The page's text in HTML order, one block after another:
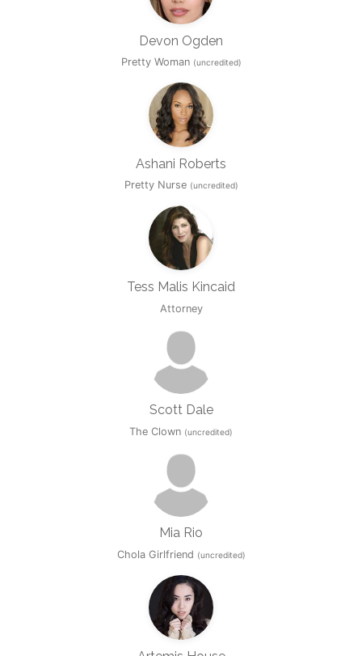
Devon Ogden
Pretty Woman (uncredited)
Ashani Roberts
Pretty Nurse (uncredited)
Tess Malis Kincaid
Attorney
Scott Dale
The Clown (uncredited)
Mia Rio
Chola Girlfriend (uncredited)